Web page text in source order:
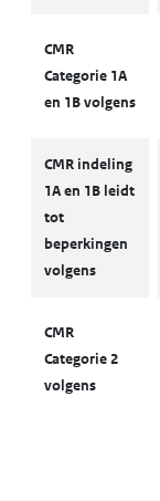
CMR
Categorie 1A
en 1B volgens
CMR indeling
1A en 1B leidt
tot
beperkingen
volgens
CMR
Categorie 2
volgens